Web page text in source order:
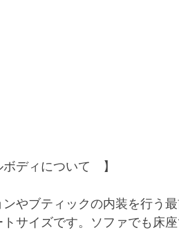
ボディについて　】
やブティックの内装を行う
トサイズです。ソファでも床